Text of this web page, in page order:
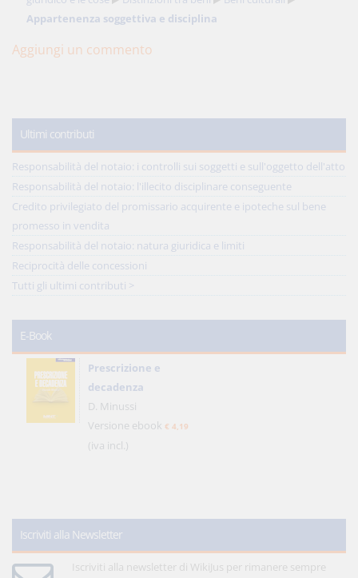
Appartenenza soggettiva e disciplina
Aggiungi un commento
Ultimi contributi
Responsabilità del notaio: i controlli sui soggetti e sull'oggetto dell'atto
Responsabilità del notaio: l'illecito disciplinare conseguente
Credito privilegiato del promissario acquirente e ipoteche sul bene
promesso in vendita
Responsabilità del notaio: natura giuridica e limiti
Reciprocità delle concessioni
Tutti gli ultimi contributi >
E-Book
Prescrizione e
decadenza
D. Minussi
Versione ebook € 4,19
(iva incl.)
Iscriviti alla Newsletter
Iscriviti alla newsletter di WikiJus per rimanere sempre